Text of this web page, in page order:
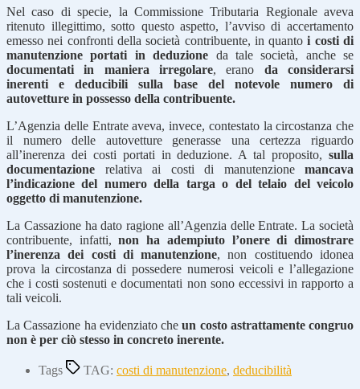
Nel caso di specie, la Commissione Tributaria Regionale aveva
ritenuto illegittimo, sotto questo aspetto, l’avviso di accertamento
emesso nei confronti della società contribuente, in quantoi costi di
manutenzione portati in deduzione da tale società, anche se
documentati in maniera irregolare, erano da considerarsi
inerenti e deducibili sulla base del notevole numero di
autovetture in possesso della contribuente.
L’Agenzia delle Entrate aveva, invece, contestato la circostanza che
il numero delle autovetture generasse una certezza riguardo
all’inerenza dei costi portati in deduzione. A tal proposito, sulla
documentazione relativa ai costi di manutenzionemancava
l’indicazione del numero della targa o del telaio del veicolo
oggetto di manutenzione.
La Cassazione ha dato ragione all’Agenzia delle Entrate. La società
contribuente, infatti,non ha adempiuto l’onere di dimostrare
l’inerenza dei costi di manutenzione, non costituendo idonea
prova la circostanza di possedere numerosi veicoli e l’allegazione
che i costi sostenuti e documentati non sono eccessivi in rapporto a
tali veicoli.
La Cassazione ha evidenziato cheun costo astrattamente congruo
non è per ciò stesso in concreto inerente.
Tags TAG: costi di manutenzione, deducibilità